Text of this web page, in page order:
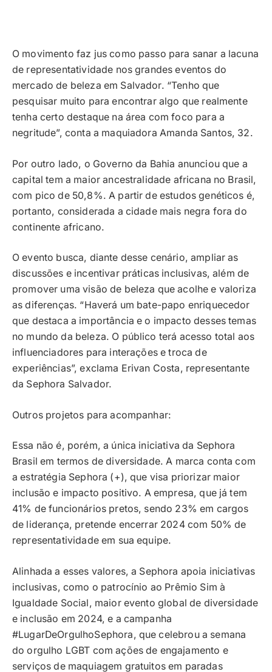
O movimento faz jus como passo para sanar a lacuna
de representatividade nos grandes eventos do
mercado de beleza em Salvador. “Tenho que
pesquisar muito para encontrar algo que realmente
tenha certo destaque na área com foco para a
negritude”, conta a maquiadora Amanda Santos, 32.
Por outro lado, o Governo da Bahia anunciou que a
capital tem a maior ancestralidade africana no Brasil,
com pico de 50,8%. A partir de estudos genéticos é,
portanto, considerada a cidade mais negra fora do
continente africano.
O evento busca, diante desse cenário, ampliar as
discussões e incentivar práticas inclusivas, além de
promover uma visão de beleza que acolhe e valoriza
as diferenças. “Haverá um bate-papo enriquecedor
que destaca a importância e o impacto desses temas
no mundo da beleza. O público terá acesso total aos
influenciadores para interações e troca de
experiências”, exclama Erivan Costa, representante
da Sephora Salvador.
Outros projetos para acompanhar:
Essa não é, porém, a única iniciativa da Sephora
Brasil em termos de diversidade. A marca conta com
a estratégia Sephora (+), que visa priorizar maior
inclusão e impacto positivo. A empresa, que já tem
41% de funcionários pretos, sendo 23% em cargos
de liderança, pretende encerrar 2024 com 50% de
representatividade em sua equipe.
Alinhada a esses valores, a Sephora apoia iniciativas
inclusivas, como o patrocínio ao Prêmio Sim à
Igualdade Social, maior evento global de diversidade
e inclusão em 2024, e a campanha
#LugarDeOrgulhoSephora, que celebrou a semana
do orgulho LGBT com ações de engajamento e
serviços de maquiagem gratuitos em paradas